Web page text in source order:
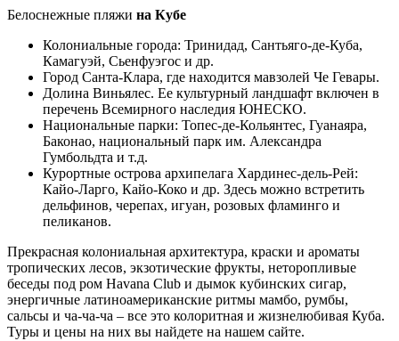
Белоснежные пляжи на Кубе
Колониальные города: Тринидад, Сантьяго-де-Куба,
Камагуэй, Сьенфуэгос и др.
Город Санта-Клара, где находится мавзолей Че Гевары.
Долина Виньялес. Ее культурный ландшафт включен в
перечень Всемирного наследия ЮНЕСКО.
Национальные парки: Топес-де-Кольянтес, Гуанаяра,
Баконао, национальный парк им. Александра
Гумбольдта и т.д.
Курортные острова архипелага Хардинес-дель-Рей:
Кайо-Ларго, Кайо-Коко и др. Здесь можно встретить
дельфинов, черепах, игуан, розовых фламинго и
пеликанов.
Прекрасная колониальная архитектура, краски и ароматы
тропических лесов, экзотические фрукты, неторопливые
беседы под ром Havana Club и дымок кубинских сигар,
энергичные латиноамериканские ритмы мамбо, румбы,
сальсы и ча-ча-ча – все это колоритная и жизнелюбивая Куба.
Туры и цены на них вы найдете на нашем сайте.